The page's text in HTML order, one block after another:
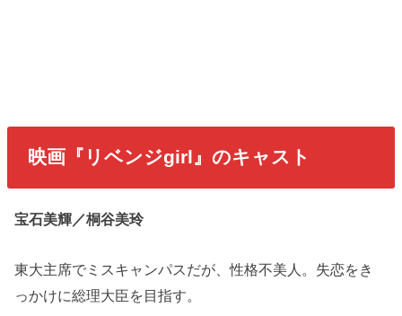
映画『リベンジgirl』のキャスト
宝石美輝／桐谷美玲
東大主席でミスキャンパスだが、性格不美人。失恋をき
っかけに総理大臣を目指す。